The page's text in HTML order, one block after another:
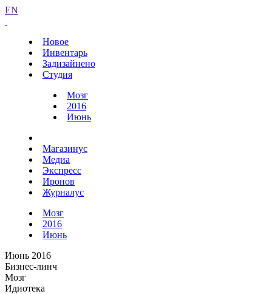
EN
Новое
Инвентарь
Задизайнено
Студия
Мозг
2016
Июнь
Магазинус
Медиа
Экспресс
Иронов
Журналус
Мозг
2016
Июнь
Июнь 2016
Бизнес-линч
Мозг
Идиотека